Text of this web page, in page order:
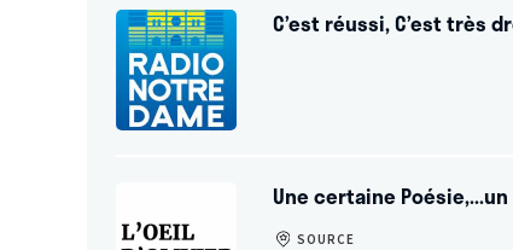
C’est réussi, C’est très
Une certaine
SOURCE